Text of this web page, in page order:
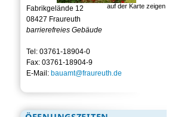
auf der Karte zeigen
Fabrikgelände 12
08427 Fraureuth
barrierefreies Gebäude
Tel: 03761-18904-0
Fax: 03761-18904-9
E-Mail: bauamt@fraureuth.de